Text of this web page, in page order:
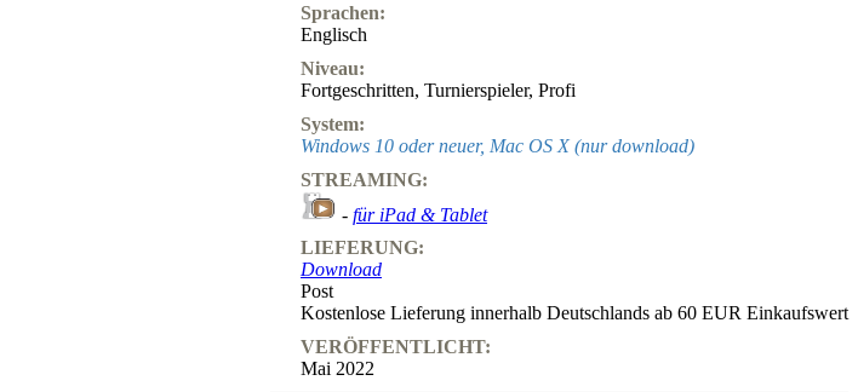
Sprachen:
Englisch
Niveau:
Fortgeschritten, Turnierspieler, Profi
System:
Windows 10 oder neuer, Mac OS X (nur download)
STREAMING:
- für iPad & Tablet
LIEFERUNG:
Download
Post
Kostenlose Lieferung innerhalb Deutschlands ab 60 EUR Einkaufswert
VERÖFFENTLICHT:
Mai 2022